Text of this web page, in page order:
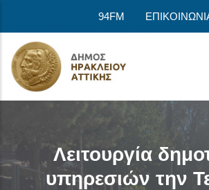
94FM
Λειτουργία
υπηρεσιών την